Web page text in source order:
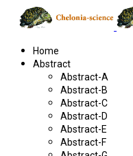
Home
Abstract
Abstract-A
Abstract-B
Abstract-C
Abstract-D
Abstract-E
Abstract-F